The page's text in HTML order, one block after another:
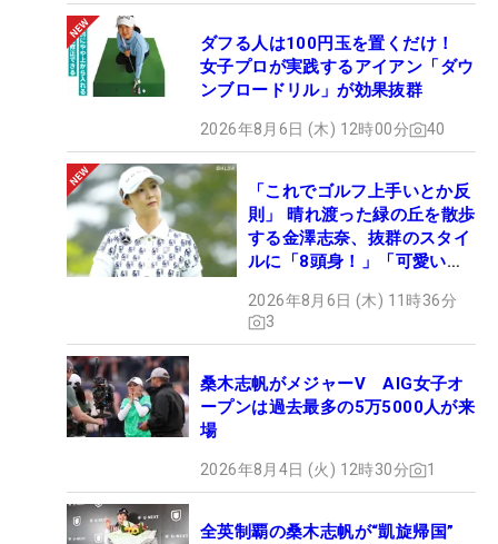
ダフる人は100円玉を置くだけ！
女子プロが実践するアイアン「ダウ
ンブロードリル」が効果抜群
2026年8月6日 (木) 12時00分 40
「これでゴルフ上手いとか反
則」 晴れ渡った緑の丘を散歩
する金澤志奈、抜群のスタイ
ルに「8頭身！」「可愛いに
2026年8月6日 (木) 11時36分
3
桑木志帆がメジャーV AIG女子オ
ープンは過去最多の5万5000人が来
場
2026年8月4日 (火) 12時30分 1
全英制覇の桑木志帆が“凱旋帰国”